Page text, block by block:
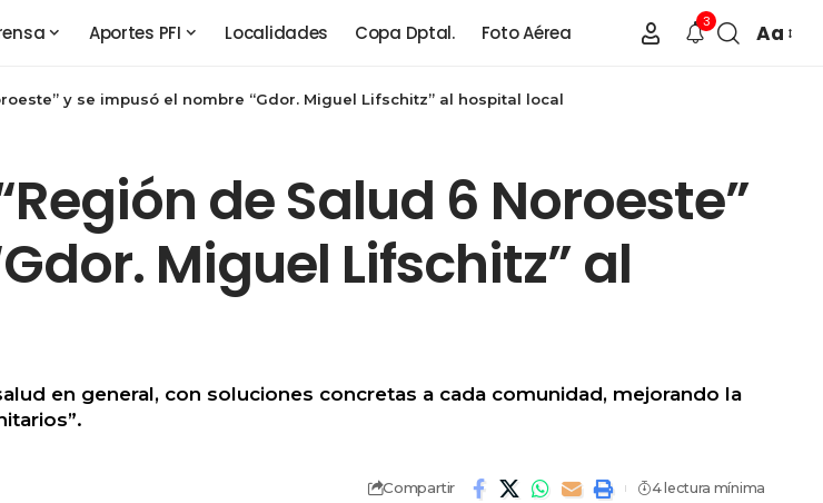
Aportes PFI Localidades Copa Dptal. Foto Aérea
3 Aa
y se impusó el nombre “Gdor. Miguel Lifschitz” al hospital local
de Salud 6 Noroeste”
Miguel Lifschitz” al
en general, con soluciones concretas a cada comunidad, mejorando la
Compartir 4 lectura mínima